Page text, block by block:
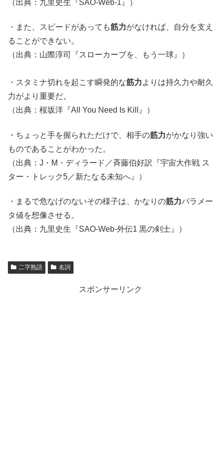
（出典：九里史生『SAO-Web-1』）
・また、スピードがあっても筋力がなければ、自分を支え
ることができない。
（出典：山際淳司『スローカーブを、もう一球』）
・スタミナ切れを起こす瞬発的な筋力よりは持久力や耐久
力がより重要だ。
（出典：桜坂洋『All You Need Is Kill』）
・ちょっと手を握られただけで、相手の筋力がかなり強い
ものであることがわかった。
（出典：J・M・ディラード／斉藤伯好訳『宇宙大作戦 ス
ター・トレック5／新たなる未知へ』）
・まるで危なげのないその様子は、かなりの筋力パラメー
タ値を想像させる。
（出典：九里史生『SAO-Web-外伝1 黒の剣士』）
二字熟語 名詞
スポンサーリンク